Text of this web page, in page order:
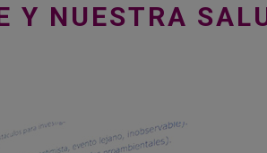
Y NUESTRA